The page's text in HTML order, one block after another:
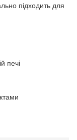
підходить для
печі